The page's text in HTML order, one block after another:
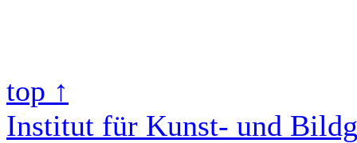
top ↑
Institut für Kunst- und